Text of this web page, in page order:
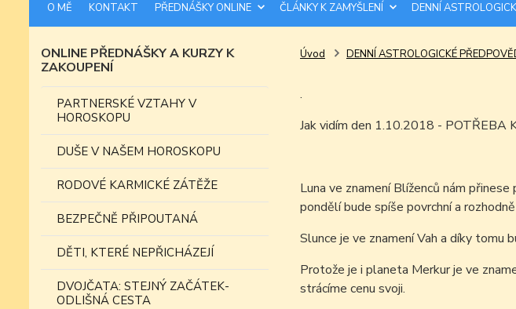
O MĚ KONTAKT PŘEDNÁŠKY ONLINE ČLÁNKY K ZAMYŠLENÍ DENNÍ
ONLINE PŘEDNÁŠKY A KURZY K
ZAKOUPENÍ
PARTNERSKÉ VZTAHY V
HOROSKOPU
DUŠE V NAŠEM HOROSKOPU
RODOVÉ KARMICKÉ ZÁTĚŽE
BEZPEČNĚ PŘIPOUTANÁ
DĚTI, KTERÉ NEPŘICHÁZEJÍ
DVOJČATA: STEJNÝ ZAČÁTEK-
ODLIŠNÁ CESTA
Úvod DENNÍ ASTROLOGICKÉ
.
Jak vidím den 1.10.2018 - POTŘEBA
Luna ve znamení Blíženců nám
pondělí bude spíše povrchní a
Slunce je ve znamení Vah a díky tomu
Protože je i planeta Merkur je ve
strácíme cenu svoji.